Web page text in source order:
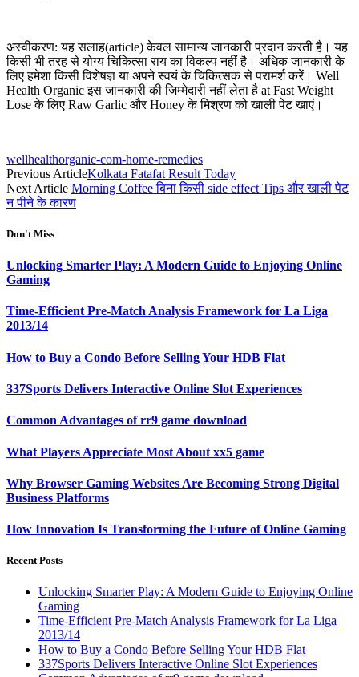
अस्वीकरण: यह सलाह(article) केवल सामान्य जानकारी प्रदान करती है। यह
किसी भी तरह से योग्य चिकित्सा राय का विकल्प नहीं है। अधिक जानकारी के
लिए हमेशा किसी विशेषज्ञ या अपने स्वयं के चिकित्सक से परामर्श करें। Well
Health Organic इस जानकारी की जिम्मेदारी नहीं लेता है at Fast Weight
Lose के लिए Raw Garlic और Honey के मिश्रण को खाली पेट खाएं।
wellhealthorganic-com-home-remedies
Previous ArticleKolkata Fatafat Result Today
Next Article Morning Coffee बिना किसी side effect Tips और खाली पेट
न पीने के कारण
Don't Miss
Unlocking Smarter Play: A Modern Guide to Enjoying Online
Gaming
Time-Efficient Pre-Match Analysis Framework for La Liga
2013/14
How to Buy a Condo Before Selling Your HDB Flat
337Sports Delivers Interactive Online Slot Experiences
Common Advantages of rr9 game download
What Players Appreciate Most About xx5 game
Why Browser Gaming Websites Are Becoming Strong Digital
Business Platforms
How Innovation Is Transforming the Future of Online Gaming
Recent Posts
Unlocking Smarter Play: A Modern Guide to Enjoying Online
Gaming
Time-Efficient Pre-Match Analysis Framework for La Liga
2013/14
How to Buy a Condo Before Selling Your HDB Flat
337Sports Delivers Interactive Online Slot Experiences